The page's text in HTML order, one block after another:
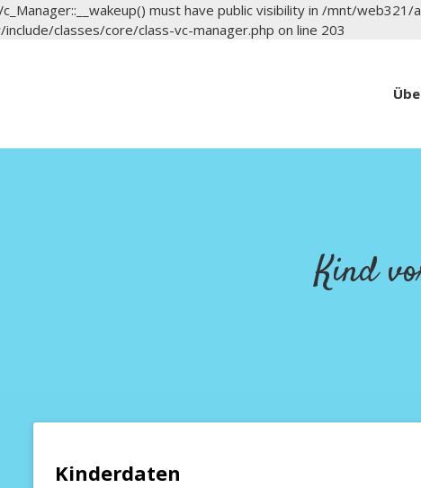
must have public visibility in /mnt/
classes/core/class-vc-manager.php on line 203
Kind
Kinderdaten